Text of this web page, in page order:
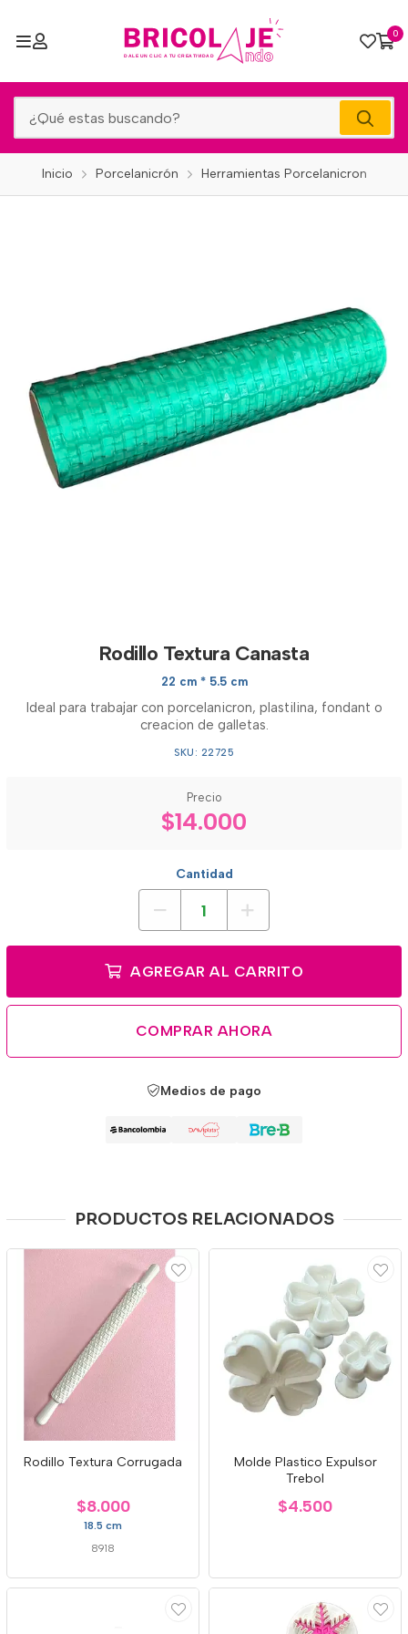
0
Inicio Porcelanicrón Herramientas Porcelanicron
Rodillo Textura Canasta
22 cm * 5.5 cm
Ideal para trabajar con porcelanicron, plastilina, fondant o
creacion de galletas.
SKU: 22725
Precio
$14.000
Cantidad
AGREGAR AL CARRITO
COMPRAR AHORA
Medios de pago
PRODUCTOS RELACIONADOS
Rodillo Textura Corrugada
$8.000
18.5 cm
8918
Molde Plastico Expulsor
Trebol
$4.500